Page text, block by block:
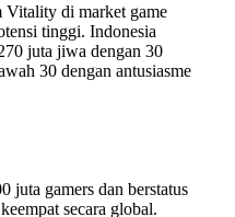
Vitality di market game
tinggi. Indonesia
juta jiwa dengan 30
30 dengan antusiasme
juta gamers dan berstatus
secara global.